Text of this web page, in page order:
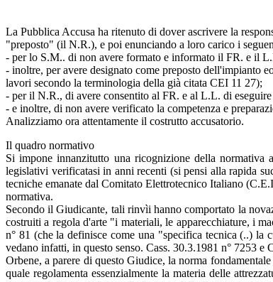
La Pubblica Accusa ha ritenuto di dover ascrivere la
"preposto" (il N.R.), e poi enunciando a loro carico i
- per lo S.M.. di non avere formato e informato il FR. e il
- inoltre, per avere designato come preposto dell'impianto
lavori secondo la terminologia della già citata CEI 11 27);
- per il N.R., di avere consentito al FR. e al L.L. di
- e inoltre, di non avere verificato la competenza e
Analizziamo ora attentamente il costrutto accusatorio.
Il quadro normativo
Si impone innanzitutto una ricognizione della normativa
legislativi verificatasi in anni recenti (si pensi alla rapida
tecniche emanate dal Comitato Elettrotecnico Italiano
normativa.
Secondo il Giudicante, tali rinvìi hanno comportato la
costruiti a regola d'arte "i materiali, le apparecchiature, i
n° 81 (che la definisce come una "specifica tecnica (..)
vedano infatti, in questo senso. Cass. 30.3.1981 n° 7253 e
Orbene, a parere di questo Giudice, la norma
quale regolamenta essenzialmente la materia delle